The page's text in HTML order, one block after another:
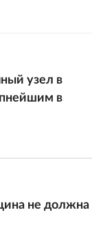
узел в
в
не должна